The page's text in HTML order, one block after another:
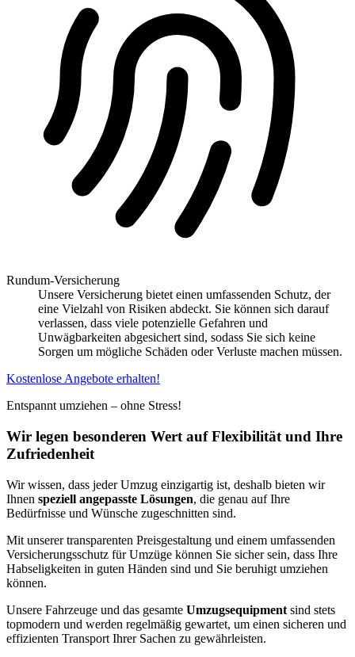
Rundum-Versicherung
Unsere Versicherung bietet einen umfassenden Schutz, der
eine Vielzahl von Risiken abdeckt. Sie können sich darauf
verlassen, dass viele potenzielle Gefahren und
Unwägbarkeiten abgesichert sind, sodass Sie sich keine
Sorgen um mögliche Schäden oder Verluste machen müssen.
Kostenlose Angebote erhalten!
Entspannt umziehen – ohne Stress!
Wir legen besonderen Wert auf Flexibilität und Ihre
Zufriedenheit
Wir wissen, dass jeder Umzug einzigartig ist, deshalb bieten wir
Ihnen speziell angepasste Lösungen, die genau auf Ihre
Bedürfnisse und Wünsche zugeschnitten sind.
Mit unserer transparenten Preisgestaltung und einem umfassenden
Versicherungsschutz für Umzüge können Sie sicher sein, dass Ihre
Habseligkeiten in guten Händen sind und Sie beruhigt umziehen
können.
Unsere Fahrzeuge und das gesamte Umzugsequipment sind stets
topmodern und werden regelmäßig gewartet, um einen sicheren und
effizienten Transport Ihrer Sachen zu gewährleisten.